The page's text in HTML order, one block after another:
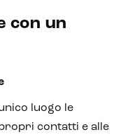
con un
luogo le
contatti e alle